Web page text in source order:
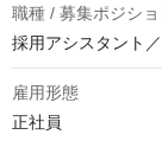
職種 / 募集ポジショ
採用アシスタント
雇用形態
正社員